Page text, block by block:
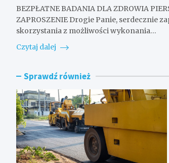
BEZPŁATNE BADANIA DLA ZDROWIA
ZAPROSZENIE Drogie Panie, serdecznie
skorzystania z możliwości wykonania…
Czytaj dalej
Sprawdź również